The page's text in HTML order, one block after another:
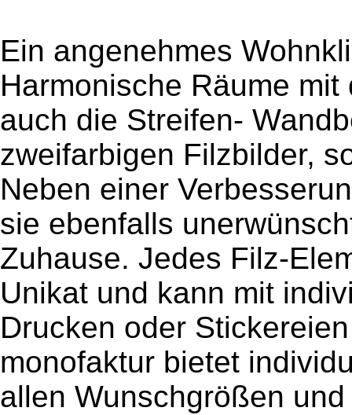
Ein angenehmes
Harmonische Räume
auch die Streifen-
zweifarbigen Filzbilder,
Neben einer
sie ebenfalls
Zuhause. Jedes Filz-
Unikat und kann mit
Drucken oder
monofaktur bietet
allen Wunschgrößen